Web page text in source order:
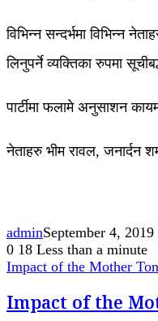
विभिन्न सन्दर्भमा विभिन्न
लिनुपर्ने व्यक्तिका रुपमा
पार्टीमा फलामे अनुसाशन
नेताहरु भीम रावल, जनार्दन
adminSeptember 4, 2019
0 18 Less than a minute
Impact of the Mother
Impact of the